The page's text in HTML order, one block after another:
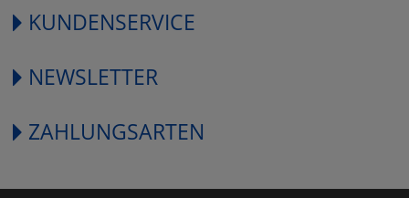
KUNDENSERVICE
NEWSLETTER
ZAHLUNGSARTEN